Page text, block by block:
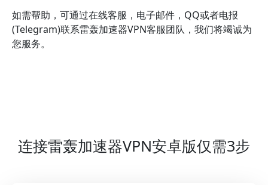
如需帮助，可通过在线客服，电子邮件，QQ或者电报
(Telegram)联系雷轰加速器VPN客服团队，我们将竭诚为
您服务。
连接雷轰加速器VPN安卓版仅需3步